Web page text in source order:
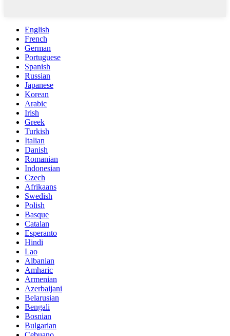
English
French
German
Portuguese
Spanish
Russian
Japanese
Korean
Arabic
Irish
Greek
Turkish
Italian
Danish
Romanian
Indonesian
Czech
Afrikaans
Swedish
Polish
Basque
Catalan
Esperanto
Hindi
Lao
Albanian
Amharic
Armenian
Azerbaijani
Belarusian
Bengali
Bosnian
Bulgarian